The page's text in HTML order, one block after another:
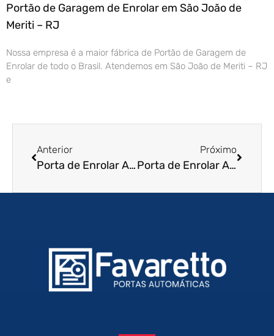
Portão de Garagem de Enrolar em São João de
Meriti – RJ
Nossa empresa é a maior fábrica de Portão de Garagem de
Enrolar de todo o Brasil. Atendemos em São João de Meriti – RJ
e
Anterior
Porta de Enrolar Automática na Zona Sul
Próximo
Porta de Enrolar Automatizada